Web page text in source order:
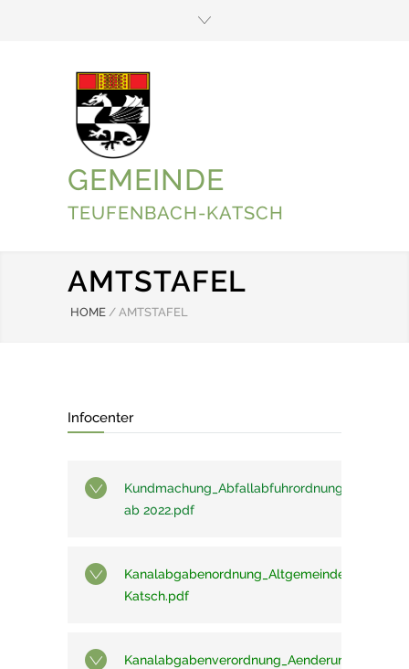
GEMEINDE
TEUFENBACH-KATSCH
AMTSTAFEL
HOME / AMTSTAFEL
Infocenter
Kundmachung_Abfallabfuhrordnung
ab 2022.pdf
Kanalabgabenordnung_Altgemeinde_Frojach-
Katsch.pdf